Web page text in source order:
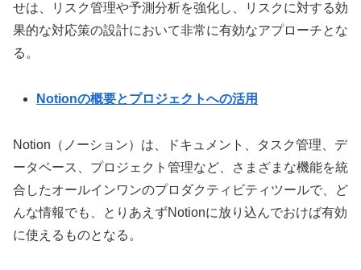
せは、リスク管理や予測分析を強化し、リスクに対する効
果的な対応策の設計において非常に有効なアプローチとな
る。
Notionの概要とプロジェクトへの活用
Notion（ノーション）は、ドキュメント、タスク管理、デ
ータベース、プロジェクト管理など、さまざまな機能を統
合したオールインワンのプロダクティビティツールで、ど
んな情報でも、とりあえずNotionに放り込んでおけば有効
に使えるものとなる。